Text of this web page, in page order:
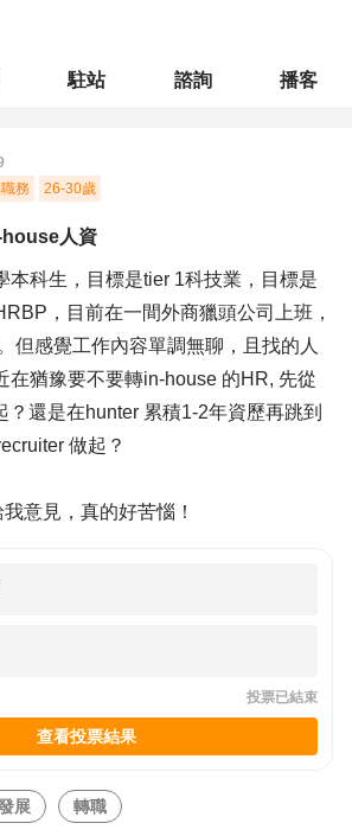
駐站 諮詢 播客
務 26-30歲
人資
本科生，目標是tier 1科技業，目標是
，目前在一間外商獵頭公司上班，
但感覺工作內容單調無聊，且找的人
在猶豫要不要轉in-house 的HR, 先從
？還是在hunter 累積1-2年資歷再跳到
做起？
意見，真的好苦惱！
投票已結束
查看投票結果
展 轉職